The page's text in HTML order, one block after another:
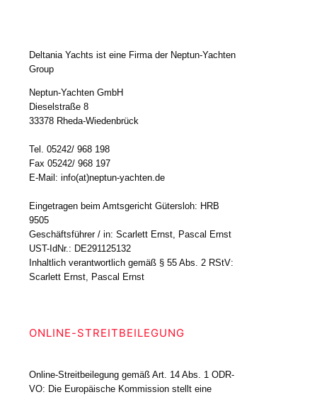
Deltania Yachts ist eine Firma der Neptun-Yachten
Group
Neptun-Yachten GmbH
Dieselstraße 8
33378 Rheda-Wiedenbrück
Tel. 05242/ 968 198
Fax 05242/ 968 197
E-Mail: info(at)neptun-yachten.de
Eingetragen beim Amtsgericht Gütersloh: HRB
9505
Geschäftsführer / in: Scarlett Ernst, Pascal Ernst
UST-IdNr.: DE291125132
Inhaltlich verantwortlich gemäß § 55 Abs. 2 RStV:
Scarlett Ernst, Pascal Ernst
ONLINE-STREITBEILEGUNG
Online-Streitbeilegung gemäß Art. 14 Abs. 1 ODR-
VO: Die Europäische Kommission stellt eine